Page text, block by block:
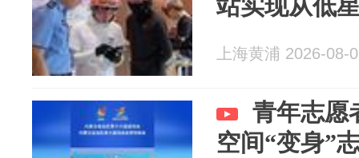
站实现从低
上海黄浦 2026-08-
青年志愿
空间“变身”